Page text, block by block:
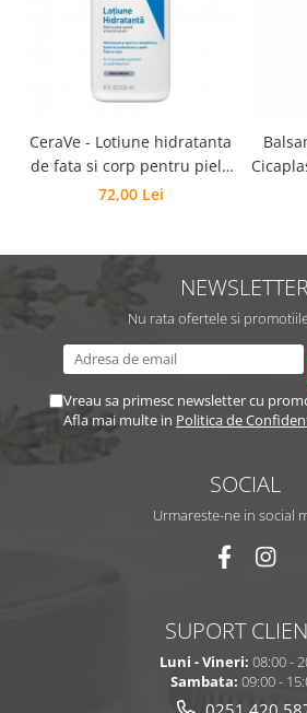
CeraVe - Lotiune hidratanta
de fata si corp pentru piele
uscata si foarte uscata
72,00 Lei
Nu rata ofertele si
Vreau sa primesc newsletter cu
Afla mai multe in Politica de
SOCIAL
Urmareste-ne in social
SUPORT
Luni - Vineri: 08:00 -
Sambata: 09:00 -